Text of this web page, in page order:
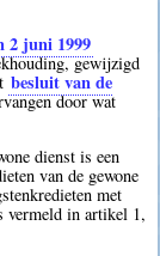
2 juni 1999
gewijzigd
besluit van de
door wat
dienst is een
van de gewone
met
vermeld in artikel 1,